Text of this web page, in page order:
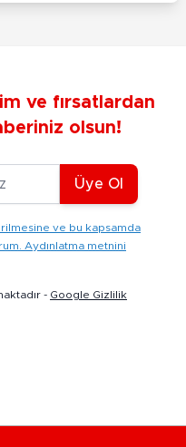
ve fırsatlardan
olsun!
Adresiniz
Üye Ol
ve bu kapsamda
Aydınlatma metnini
- Google Gizlilik